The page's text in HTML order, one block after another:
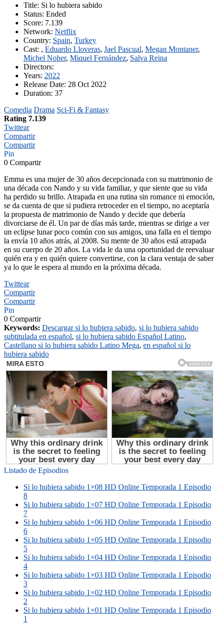
Title: Si lo hubiera sabido
Status: Ended
Score: 7.139
Network: Netflix
Country: Spain, Turkey
Cast: , Eduardo Lloveras, Jael Pascual, Megan Montaner,
Michel Noher, Miquel Fernández, Salva Reina
Directors:
Years: 2022
Release Date: 28 Oct 2022
Duration: 37
Comedia Drama Sci-Fi & Fantasy
Rating 7.139
Twittear
Compartir
Compartir
Pin
0 Compartir
Emma es una mujer de 30 años decepcionada con su matrimonio de
una década con Nando y su vida familiar, y que siente que su vida
ha perdido su brillo. Atrapada en una rutina sin romance ni emoción,
se da cuenta de que si pudiera retroceder en el tiempo, no aceptaría
la propuesta de matrimonio de Nando y decide que debería
divorciarse de él. Un par de días más tarde, mientras se dirige a ver
un eclipse lunar poco común con sus amigos, una falla en el tiempo
la envía 10 años atrás, al 2008. Su mente de 30 años está atrapada
en su cuerpo de 20 años. La vida le da una oportunidad de reevaluar
quién era y en quién quiere convertirse, con la clara ventaja de saber
ya lo que le espera al mundo en la próxima década.
Twittear
Compartir
Compartir
Pin
0 Compartir
Keywords: Descargar si lo hubiera sabido, si lo hubiera sabido
subtitulada en español, si lo hubiera sabido Español Latino,
Castellano si lo hubiera sabido Latino Mega, en español si lo
hubiera sabido
Listado de Episodios
Si lo hubiera sabido 1×08 HD Online Temporada 1 Episodio
8
Si lo hubiera sabido 1×07 HD Online Temporada 1 Episodio
7
Si lo hubiera sabido 1×06 HD Online Temporada 1 Episodio
6
Si lo hubiera sabido 1×05 HD Online Temporada 1 Episodio
5
Si lo hubiera sabido 1×04 HD Online Temporada 1 Episodio
4
Si lo hubiera sabido 1×03 HD Online Temporada 1 Episodio
3
Si lo hubiera sabido 1×02 HD Online Temporada 1 Episodio
2
Si lo hubiera sabido 1×01 HD Online Temporada 1 Episodio
1